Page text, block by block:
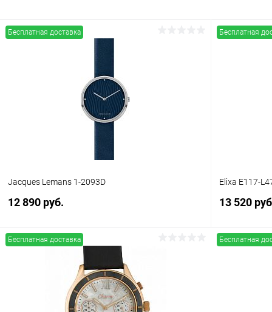
Бесплатная доставка
Jacques Lemans 1-2093D
12 890 руб.
В корзину
Купить в 1 клик Сравнение
В наличии
Бесплатная
Elixa E117-
13 520
Бесплатная доставка Бесплатная